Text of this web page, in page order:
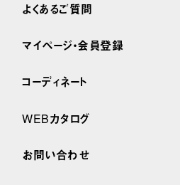
よくあるご質問
マイページ・会員登録
コーディネート
WEBカタログ
お問い合わせ